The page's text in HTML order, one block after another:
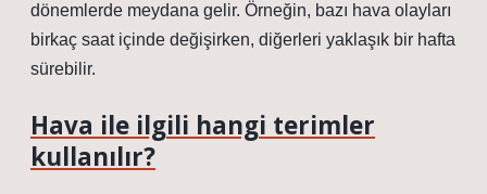
dönemlerde meydana gelir. Örneğin, bazı hava olayları
birkaç saat içinde değişirken, diğerleri yaklaşık bir hafta
sürebilir.
Hava ile ilgili hangi terimler
kullanılır?